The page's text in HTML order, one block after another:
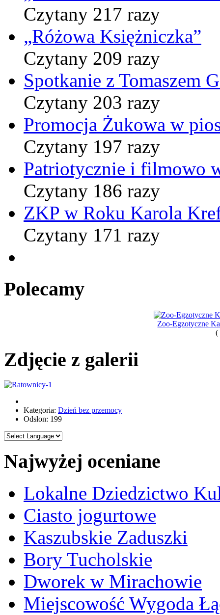
Czytany 217 razy
„Różowa Księżniczka”
Czytany 209 razy
Spotkanie z Tomaszem
Czytany 203 razy
Promocja Żukowa w
Czytany 197 razy
Patriotycznie i filmowo
Czytany 186 razy
ZKP w Roku Karola
Czytany 171 razy
Polecamy
Zoo-Egzotyczne
(
Zdjęcie z galerii
Kategoria: Dzień bez przemocy
Odsłon: 199
Najwyżej oceniane
Lokalne Dziedzictwo
Ciasto jogurtowe
Kaszubskie Zaduszki
Bory Tucholskie
Dworek w Mirachowie
Miejscowość Wygoda